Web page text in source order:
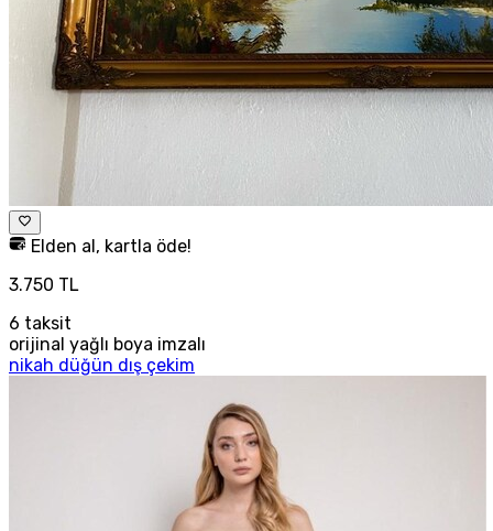
Elden al, kartla öde!
3.750 TL
6 taksit
orijinal yağlı boya imzalı
nikah düğün dış çekim